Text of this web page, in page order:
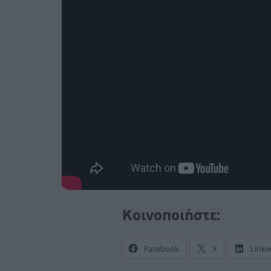
Κοινοποιήστε:
Facebook X